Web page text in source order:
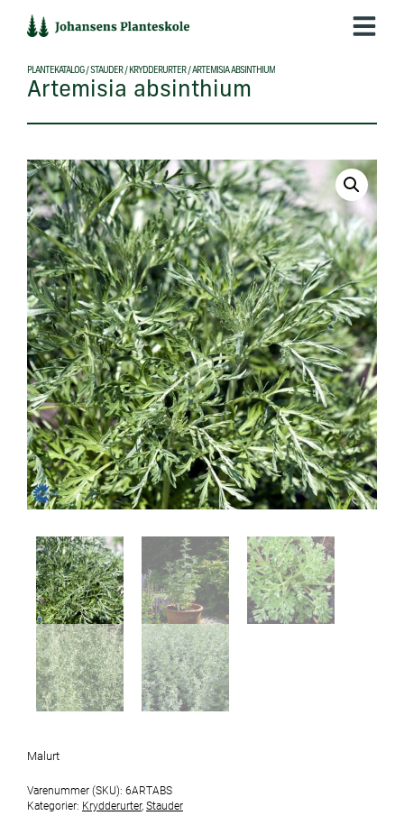
indholdet
PLANTEKATALOG/STAUDER/ KRYDDERURTER/ARTEMISIA ABSINTHIUM
Artemisia absinthium
Malurt
Varenummer (SKU): 6ARTABS
Kategorier: Krydderurter, Stauder